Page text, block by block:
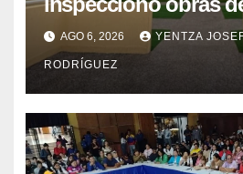
recuperación en la
Integral Aragua
AGO 6, 2026 YENTZA
RODRÍGUEZ